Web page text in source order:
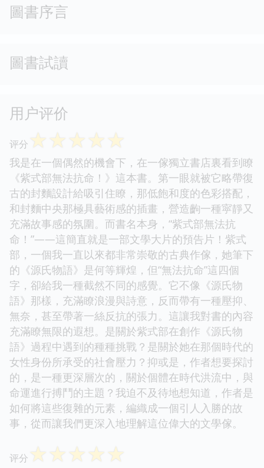
圖書序言
圖書試讀
用户评价
评分 ☆☆☆☆☆
我是在一個偶然的機會下，在一傢獨立書店裏看到瞭
《紫式部無法抗命！》這本書。第一眼就被它略帶復
古的封麵設計給吸引住瞭，那低飽和度的色彩搭配，
和封麵中央那極具藝術感的插畫，營造齣一種寜靜又
充滿故事感的氛圍。而書名本身，“紫式部無法抗
命！”——這簡直就是一部文學大片的預告片！紫式
部，一個我一直以來都非常崇敬的古典作傢，她筆下
的《源氏物語》是何等輝煌，但“無法抗命”這四個
字，卻給我一種截然不同的感覺。它不像《源氏物
語》那樣，充滿瞭浪漫與詩意，反而帶有一種壓抑、
無奈，甚至帶著一絲反抗的張力。這讓我對書的內容
充滿瞭無限的遐想。是關於紫式部在創作《源氏物
語》過程中遇到的種種挑戰？是關於她在那個時代的
女性身份所承受的社會壓力？抑或是，作者想要探討
的，是一種更深層次的，關於個體在時代洪流中，與
命運進行搏鬥的主題？我迫不及待地想知道，作者是
如何將這些復雜的元素，編織成一個引人入勝的故
事，從而讓我們更深入地理解這位偉大的文學傢。
评分 ☆☆☆☆☆